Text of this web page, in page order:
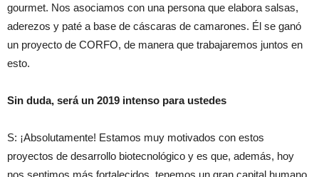
gourmet. Nos asociamos con una persona que elabora salsas,
aderezos y paté a base de cáscaras de camarones. Él se ganó
un proyecto de CORFO, de manera que trabajaremos juntos en
esto.
Sin duda, será un 2019 intenso para ustedes
S: ¡Absolutamente! Estamos muy motivados con estos
proyectos de desarrollo biotecnológico y es que, además, hoy
nos sentimos más fortalecidos, tenemos un gran capital humano